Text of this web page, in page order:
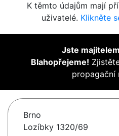
K těmto údajům mají
uživatelé. Klikněte
Jste
Blahopřejeme!
propagační
Brno
Lozíbky 1320/69